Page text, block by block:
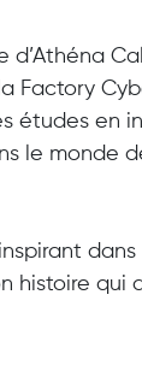
d’Athéna
études en
le monde
histoire qui